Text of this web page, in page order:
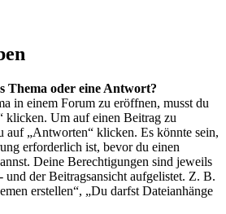
Thema oder eine Antwort?
in einem Forum zu eröffnen, musst du
klicken. Um auf einen Beitrag zu
auf „Antworten“ klicken. Es könnte sein,
erforderlich ist, bevor du einen
Deine Berechtigungen sind jeweils
und der Beitragsansicht aufgelistet. Z. B.
erstellen“, „Du darfst Dateianhänge